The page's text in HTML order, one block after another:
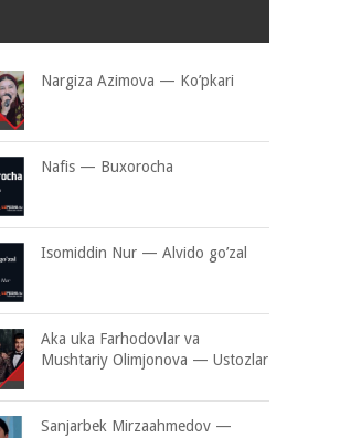
Nargiza Azimova — Ko’pkari
Nafis — Buxorocha
Isomiddin Nur — Alvido go’zal
Aka uka Farhodovlar va
Mushtariy Olimjonova — Ustozlar
Sanjarbek Mirzaahmedov —